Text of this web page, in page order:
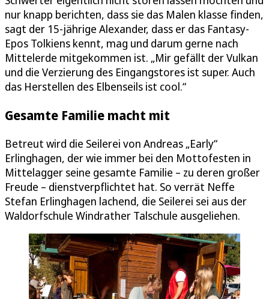
nur knapp berichten, dass sie das Malen klasse finden,
sagt der 15-jährige Alexander, dass er das Fantasy-
Epos Tolkiens kennt, mag und darum gerne nach
Mittelerde mitgekommen ist. „Mir gefällt der Vulkan
und die Verzierung des Eingangstores ist super. Auch
das Herstellen des Elbenseils ist cool.“
Gesamte Familie macht mit
Betreut wird die Seilerei von Andreas „Early“
Erlinghagen, der wie immer bei den Mottofesten in
Mittelagger seine gesamte Familie – zu deren großer
Freude – dienstverpflichtet hat. So verrät Neffe
Stefan Erlinghagen lachend, die Seilerei sei aus der
Waldorfschule Windrather Talschule ausgeliehen.